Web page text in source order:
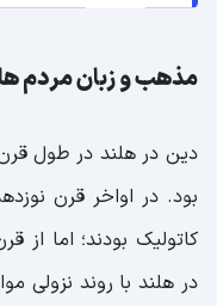
مذهب و زبان مردم
دین در هلند در طول
کاتولیک بودند؛ اما
در هلند با روند نزولی